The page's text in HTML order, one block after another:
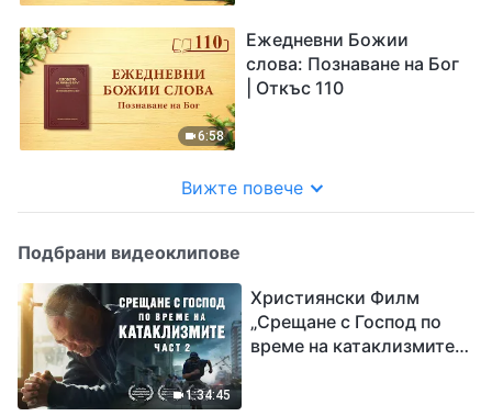
6:58
Ежедневни Божии
слова: Познаване на Бог
| Откъс 110
Вижте повече
Подбрани видеоклипове
1:34:45
Християнски Филм
„Срещане с Господ по
време на катаклизмите“